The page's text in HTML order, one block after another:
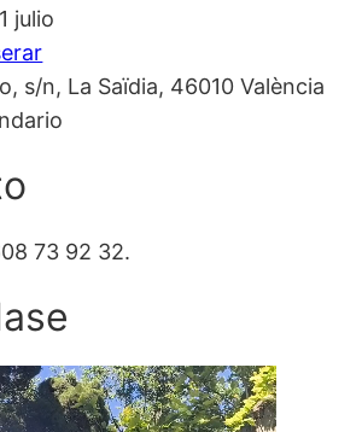
julio
s/n, La Saïdia, 46010 València
73 92 32.